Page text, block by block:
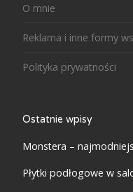
O mnie
Reklama i inne formy
Polityka prywatności
Ostatnie wpisy
Monstera –
Płytki podłogowe w